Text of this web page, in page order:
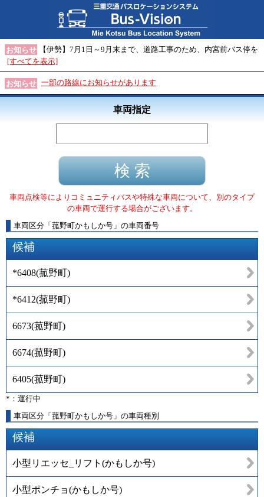
お知らせ
【伊勢】7月1日～9月末まで、道路工事のため、内宮前バス停を
[すべてを表示]
お知らせ 一部の路線にお知らせがあります
車両指定
車両点検等によりコミュニティバスや特殊な車両について、別のタイプ
の車両で運行する場合がございます。
車両区分 「 菰野町かもしか号 」 の車両番号
候補
*6408(菰野町)
*6412(菰野町)
6673(菰野町)
6674(菰野町)
6405(菰野町)
*：運行中
車両区分「菰野町かもしか号」の車両種別
候補
小型リエッセ_リフト(かもしか号)
小型ポンチョ(かもしか号)